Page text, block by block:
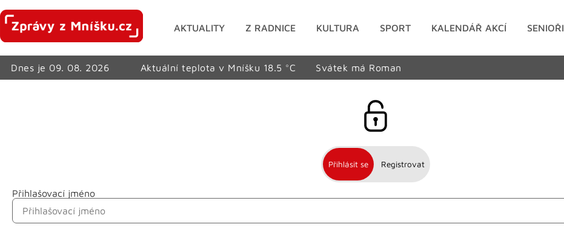
AKTUALITY Z RADNICE KULTURA SPORT KALENDÁŘ AKCÍ SENIOŘI
Dnes je 09. 08. 2026 Aktuální teplota v Mníšku 18.5 °C Svátek má Roman
Přihlásit se Registrovat
Přihlašovací jméno
Jméno